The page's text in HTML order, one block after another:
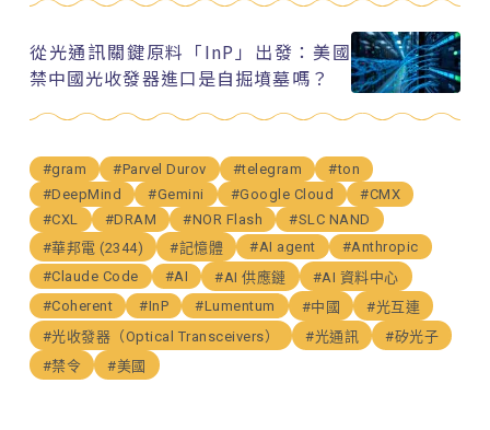
從光通訊關鍵原料「InP」出發：美國
禁中國光收發器進口是自掘墳墓嗎？
#gram #Parvel Durov #telegram
#ton
#DeepMind
#Gemini #Google Cloud
#CMX
#CXL
#DRAM #NOR Flash
#SLC NAND
#華邦電 (2344)
#記憶體 #AI agent
#Anthropic
#Claude Code
#AI #AI 供應鏈
#AI 資料中心
#Coherent
#InP #Lumentum #中國
#光互連
#光收發器（Optical Transceivers）
#光通訊
#矽光子
#禁令
#美國